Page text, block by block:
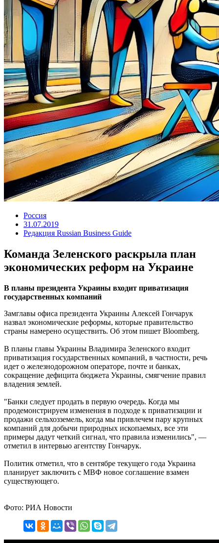
Россия
31.07.2019
Редакция Russian Business Guide
Команда Зеленского раскрыла план
экономических реформ на Украине
В планы президента Украины входит приватизация
государственных компаний
Замглавы офиса президента Украины Алексей Гончарук
назвал экономические реформы, которые правительство
страны намерено осуществить. Об этом пишет Bloomberg.
В планы главы Украины Владимира Зеленского входит
приватизация государственных компаний, в частности, речь
идет о железнодорожном операторе, почте и банках,
сокращение дефицита бюджета Украины, смягчение правил
владения землей.
"Банки следует продать в первую очередь. Когда мы
продемонстрируем изменения в подходе к приватизации и
продажи сельхозземель, когда мы привлечем пару крупных
компаний для добычи природных ископаемых, все эти
примеры дадут четкий сигнал, что правила изменились", —
отметил в интервью агентству Гончарук.
Политик отметил, что в сентябре текущего года Украина
планирует заключить с МВФ новое соглашение взамен
существующего.
Фото: РИА Новости